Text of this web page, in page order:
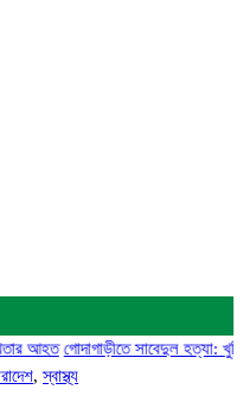
গোদাগাড়ীতে সাবেদুল হত্যা: খুনিদের
,স্বাস্থ্য